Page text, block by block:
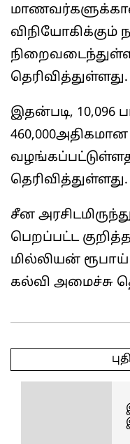
விநியோகிக்கும்
தெரிவித்துள்ளது.
இதன்படி,
தெரிவித்துள்ளது.
சீன
பெறப்பட்ட
மில்லியன்
கல்வி அமைச்சு
03-